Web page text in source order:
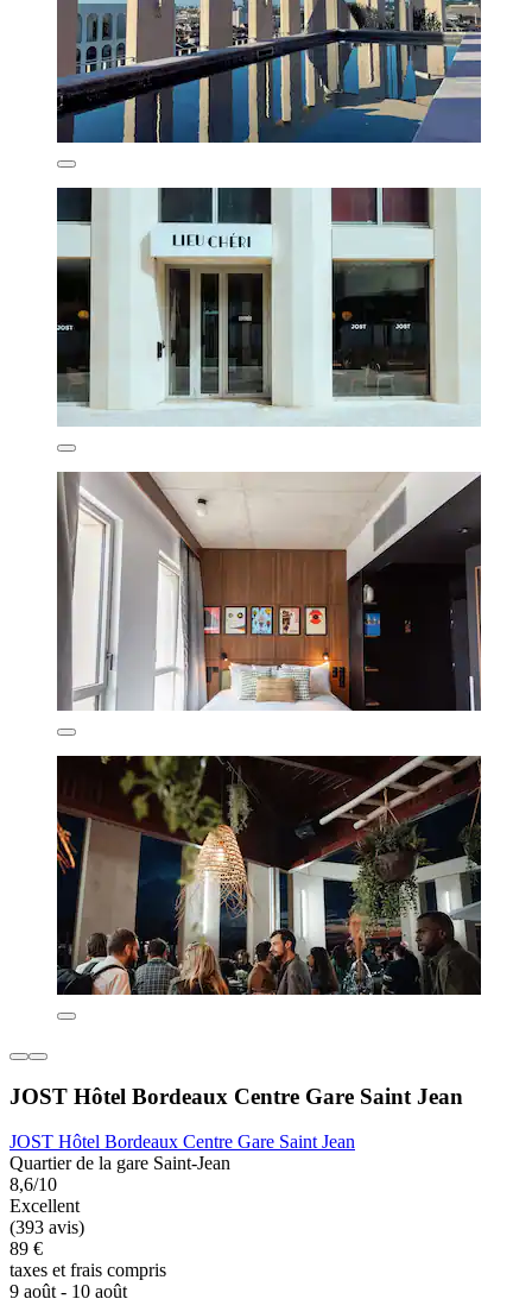
JOST Hôtel Bordeaux Centre Gare Saint Jean
JOST Hôtel Bordeaux Centre Gare Saint Jean
Quartier de la gare Saint-Jean
8,6/10
Excellent
(393 avis)
89 €
taxes et frais compris
9 août - 10 août